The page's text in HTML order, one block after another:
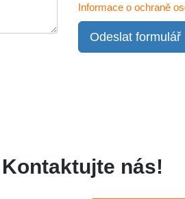
Informace o ochraně
Odeslat formulář
nás!